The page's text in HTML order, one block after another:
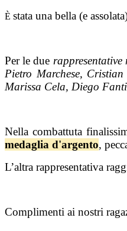
È stata una bella (e
Per le due rappresentative
Pietro Marchese,
Marissa Cela, Diego
Nella combattuta
medaglia d'argento,
L’altra rappresentativa
Complimenti ai nostri